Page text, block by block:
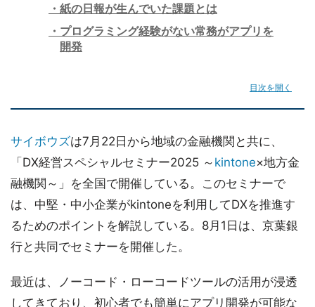
紙の日報が生んでいた課題とは
プログラミング経験がない常務がアプリを
開発
目次を開く
サイボウズは7月22日から地域の金融機関と共に、
「DX経営スペシャルセミナー2025 ～ kintone×地方金
融機関～」を全国で開催している。このセミナーで
は、中堅・中小企業がkintoneを利用してDXを推進す
るためのポイントを解説している。8月1日は、京葉銀
行と共同でセミナーを開催した。
最近は、ノーコード・ローコードツールの活用が浸透
してきており、初心者でも簡単にアプリ開発が可能な